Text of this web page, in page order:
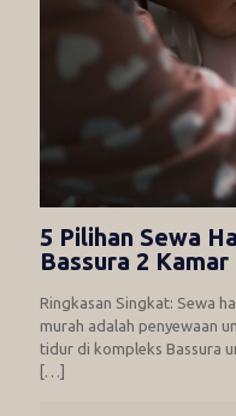
5 Pilihan Sewa
Bassura 2
Ringkasan Singkat: Sewa
murah adalah penyewaan
tidur di kompleks Bassura
[…]